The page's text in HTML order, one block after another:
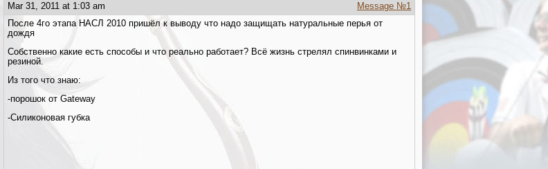
Message №1
Mar 31, 2011 at 1:03 am
После 4го этапа НАСЛ 2010 пришёл к выводу что надо защищать натуральные перья от
дождя
Собственно какие есть способы и что реально работает? Всё жизнь стрелял спинвинками и
резиной.
Из того что знаю:
-порошок от Gateway
-Силиконовая губка